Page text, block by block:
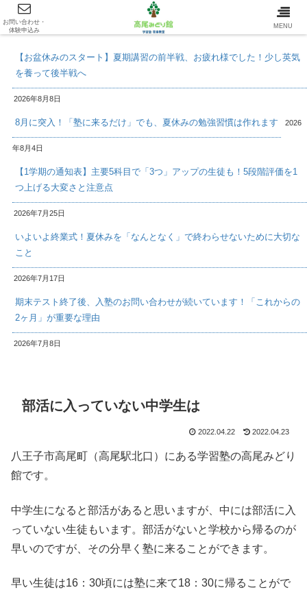
最新情報/INFOMATION
【お盆休みのスタート】夏期講習の前半戦、お疲れ様でした！少し英気
を養って後半戦へ
2026年8月8日
8月に突入！「塾に来るだけ」でも、夏休みの勉強習慣は作れます 2026
年8月4日
【1学期の通知表】主要5科目で「3つ」アップの生徒も！5段階評価を1
つ上げる大変さと注意点
2026年7月25日
いよいよ終業式！夏休みを「なんとなく」で終わらせないために大切な
こと
2026年7月17日
期末テスト終了後、入塾のお問い合わせが続いています！「これからの
2ヶ月」が重要な理由
2026年7月8日
部活に入っていない中学生は
2022.04.22 2022.04.23
八王子市高尾町（高尾駅北口）にある学習塾の高尾みどり
館です。
中学生になると部活があると思いますが、中には部活に入
っていない生徒もいます。部活がないと学校から帰るのが
早いのですが、その分早く塾に来ることができます。
早い生徒は16：30頃には塾に来て18：30に帰ることがで
お問い合わせ・
体験申込み
MENU